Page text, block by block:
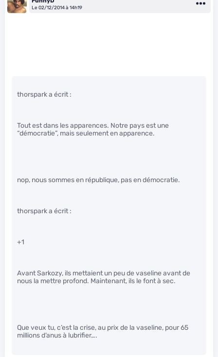
Le 02/12/2014 à 14h19
thorspark a écrit :
Tout est dans les apparences. Notre pays est une
“démocratie”, mais seulement en apparence.
nop, nous sommes en république, pas en démocratie.
thorspark a écrit :
+1
Avant Sarkozy, ils mettaient un peu de vaseline avant de
nous la mettre profond. Maintenant, ils le font à sec.
Que veux tu, c’est la crise, au prix de la vaseline, pour 65
millions d’anus à lubrifier….